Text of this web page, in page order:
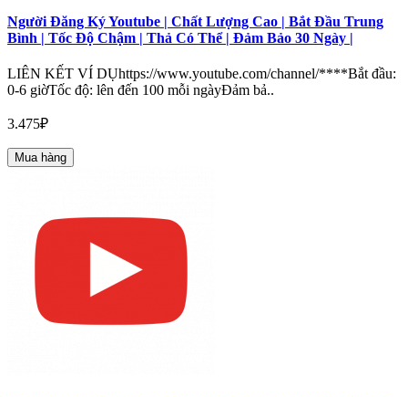
Người Đăng Ký Youtube | Chất Lượng Cao | Bắt Đầu Trung
Bình | Tốc Độ Chậm | Thả Có Thể | Đảm Bảo 30 Ngày |
LIÊN KẾT VÍ DỤhttps://www.youtube.com/channel/****Bắt đầu:
0-6 giờTốc độ: lên đến 100 mỗi ngàyĐảm bả..
3.475₽
Mua hàng